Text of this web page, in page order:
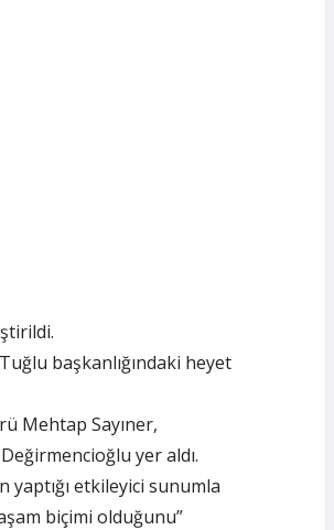
başkanlığındaki heyet
Mehtap Sayıner,
yer aldı.
yaptığı etkileyici sunumla
biçimi olduğunu”